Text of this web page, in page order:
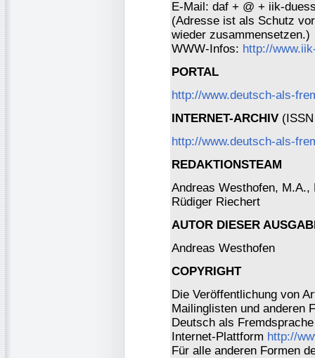
E-Mail: daf + @ + iik-
(Adresse ist als Schutz
wieder zusammensetzen.)
WWW-Infos: http://
PORTAL
http://www.deutsch-als-
INTERNET-ARCHIV
http://www.deutsch-als-
REDAKTIONSTEAM
Andreas Westhofen, M.A.,
Rüdiger Riechert
AUTOR DIESER
Andreas Westhofen
COPYRIGHT
Die Veröffentlichung von
Mailinglisten und anderen
Deutsch als
Internet-Plattform http://
Für alle anderen Formen